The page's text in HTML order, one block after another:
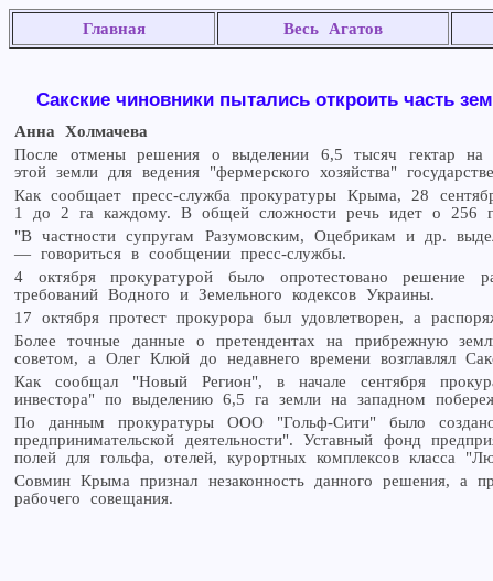
Главная Весь Агатов
Сакские чиновники пытались откроить часть
Анна Холмачева
После отмены решения о выделении 6,5 тысяч гектар на
этой земли для ведения "фермерского хозяйства"
Как сообщает пресс-служба прокуратуры Крыма, 28
1 до 2 га каждому. В общей сложности речь идет о 256
"В частности супругам Разумовским, Оцебрикам и др.
— говориться в сообщении пресс-службы.
4 октября прокуратурой было опротестовано решение
требований Водного и Земельного кодексов Украины.
17 октября протест прокурора был удовлетворен, а
Более точные данные о претендентах на прибрежную
советом, а Олег Клюй до недавнего времени возглавлял
Как сообщал "Новый Регион", в начале сентября
инвестора" по выделению 6,5 га земли на западном
По данным прокуратуры ООО "Гольф-Сити" было создано
предпринимательской деятельности". Уставный фонд
полей для гольфа, отелей, курортных комплексов класса
Совмин Крыма признал незаконность данного решения, а
рабочего совещания.